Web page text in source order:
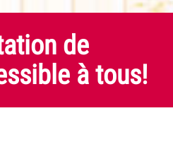
de
à tous!